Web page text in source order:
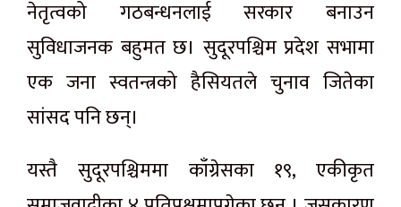
नेतृत्वको गठबन्धनलाई सरकार बनाउन
सुविधाजनक बहुमत छ। सुदूरपश्चिम प्रदेश सभामा
एक जना स्वतन्त्रको हैसियतले चुनाव जितेका
सांसद पनि छन्।
यस्तै सुदूरपश्चिममा काँग्रेसका १९, एकीकृत